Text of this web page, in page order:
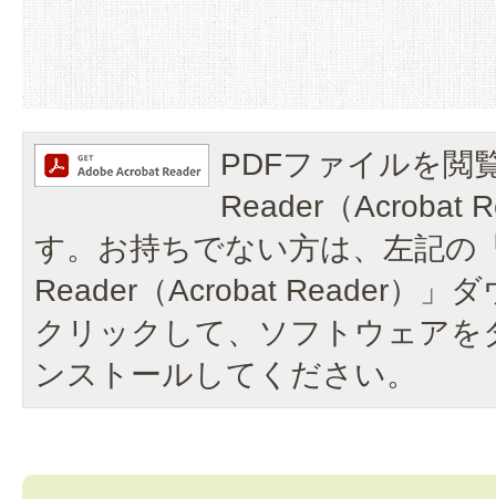
PDFファイルを閲
Reader（Acrobat
す。お持ちでない方は、左記の
Reader（Acrobat Reader）」
クリックして、ソフトウェア
ンストールしてください。